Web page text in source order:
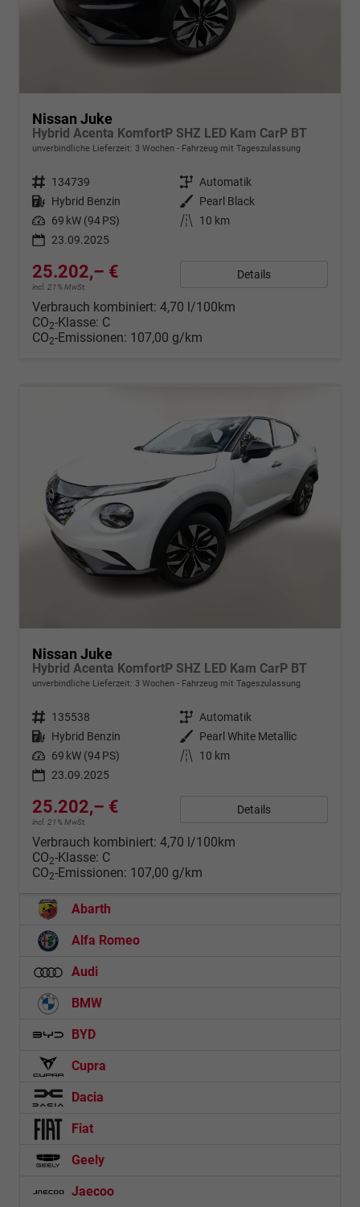
Nissan Juke
Hybrid Acenta KomfortP SHZ LED Kam CarP BT
unverbindliche Lieferzeit: 3 Wochen Fahrzeug mit Tageszulassung
Fahrzeugnr. 134739 Getriebe Automatik
Kraftstoff Hybrid Benzin Außenfarbe Pearl Black
Leistung 69 kW (94 PS) Kilometerstand
10 km
23.09.2025
25.202,– €
incl. 21% MwSt.
Details
Verbrauch kombiniert: 4,70 l/100km
CO2-Klasse: C
CO2-Emissionen: 107,00 g/km
Nissan Juke
Hybrid Acenta KomfortP SHZ LED Kam CarP BT
unverbindliche Lieferzeit: 3 Wochen Fahrzeug mit Tageszulassung
Fahrzeugnr. 135538 Getriebe Automatik
Kraftstoff Hybrid Benzin Außenfarbe Pearl White Metallic
Leistung 69 kW (94 PS) Kilometerstand
10 km
23.09.2025
25.202,– €
incl. 21% MwSt.
Details
Verbrauch kombiniert: 4,70 l/100km
CO2-Klasse: C
CO2-Emissionen: 107,00 g/km
Abarth
Alfa Romeo
Audi
BMW
BYD
Cupra
Dacia
Fiat
Geely
Jaecoo